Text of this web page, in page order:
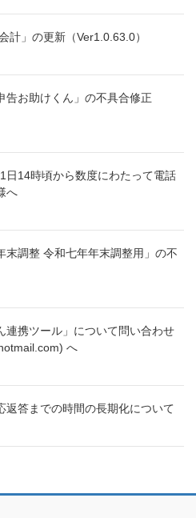
計」の更新（Ver1.0.63.0）
告お助けくん」の不具合修正
日14時頃から数度にわたって電話
へ
末調整 令和七年年末調整用」の不
連携ツール」について問い合わせ
へ
返答までの時間の長期化について